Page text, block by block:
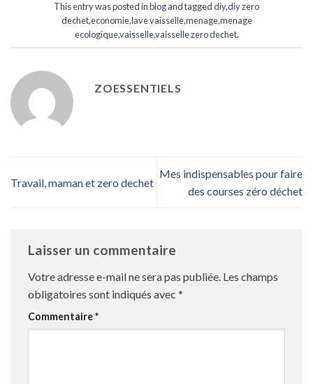
This entry was posted inblogand taggeddiy,diy zero
dechet,economie,lave vaisselle,menage,menage
ecologique,vaisselle,vaisselle zero dechet.
ZOESSENTIELS
Travail, maman et zero dechet
Mes indispensables pour faire
des courses zéro déchet
Laisser un commentaire
Votre adresse e-mail ne sera pas publiée. Les champs
obligatoires sont indiqués avec *
Commentaire*